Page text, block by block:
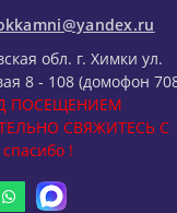
обл. г. Химки ул.
8 - 108 (домофон
ПОСЕЩЕНИЕМ
СВЯЖИТЕСЬ С
!